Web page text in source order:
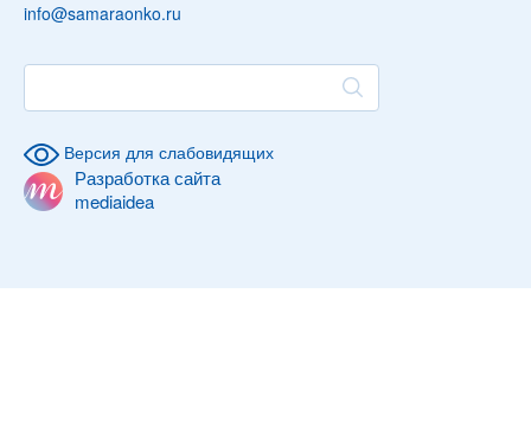
info@samaraonko.ru
Версия для слабовидящих
Разработка сайта
mediaidea